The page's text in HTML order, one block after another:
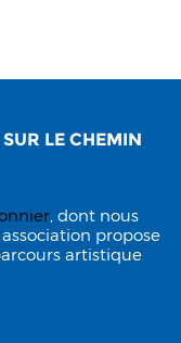
LE CHEMIN
, dont nous
propose
artistique